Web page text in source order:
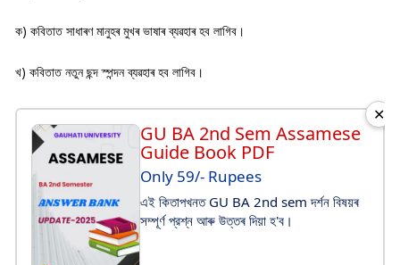
ক) কবিতাত সাধাৰণ মানুহৰ মুখৰ ভাষাৰ ব্যৱহাৰ হব লাগিব।
খ) কবিতাত নতুন ছন্দ স্পন্দন ব্যৱহাৰ হব লাগিব।
GU BA 2nd Sem Assamese
Guide Book PDF
Only 59/- Rupees
এই কিতাপখনত GU BA 2nd sem দৰ্শন বিষয়ৰ
সম্পূর্ণ প্রশ্ন আৰু উত্তৰ দিয়া হ'ব।
✕